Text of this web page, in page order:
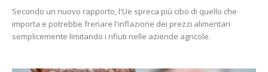
Secondo un nuovo rapporto, l'Ue spreca più cibo di quello che
importa e potrebbe frenare l'inflazione dei prezzi alimentari
semplicemente limitando i rifiuti nelle aziende agricole.